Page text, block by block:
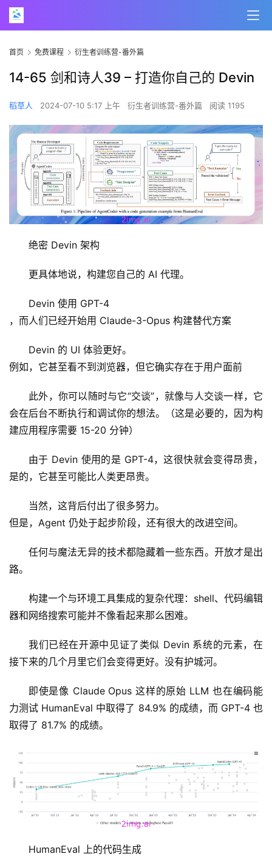
首页 免费课程 衍生者训练营-番外篇
14-65 剑和诗人39 – 打造你自己的 Devin
稻草人 2024-07-10 5:17 上午 衍生者训练营-番外篇 阅读 1195
绝密 Devin 架构
更具体地说，构建您自己的 AI 代理。
Devin 使用 GPT-4
，而人们已经开始用 Claude-3-Opus 构建替代方案
Devin 的 UI 体验更好。
例如，它甚至看不到浏览器，但它确实存在于用户面前
此外，你可以随时与它“交谈”，就像与人交谈一样，它
会在后台不断执行和调试你的想法。（这是必要的，因为构
建应用程序需要 15-20 分钟）
由于 Devin 使用的是 GPT-4，这很快就会变得昂贵，
是的，它甚至可能比人类更昂贵。
当然，这背后付出了很多努力。
但是，Agent 仍处于起步阶段，还有很大的改进空间。
任何与魔法无异的技术都隐藏着一些东西。开放才是出
路。
构建一个与环境工具集成的复杂代理：shell、代码编辑
器和网络搜索可能并不像看起来那么困难。
我们已经在开源中见证了类似 Devin 系统的元素，在
接下来的几个月里它们会变得更好。没有护城河。
即使是像 Claude Opus 这样的原始 LLM 也在编码能
力测试 HumanEval 中取得了 84.9% 的成绩，而 GPT-4 也
取得了 81.7% 的成绩。
HumanEval 上的代码生成